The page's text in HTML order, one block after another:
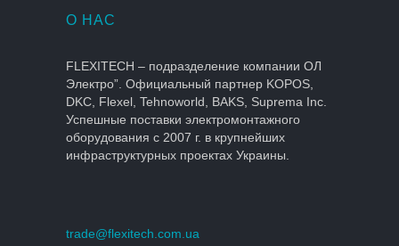
О НАС
FLEXITECH – подразделение компании ОЛ
Электро”. Официальный партнер KOPOS,
DKC, Flexel, Tehnoworld, BAKS, Suprema Inc.
Успешные поставки электромонтажного
оборудования с 2007 г. в крупнейших
инфраструктурных проектах Украины.
trade@flexitech.com.ua